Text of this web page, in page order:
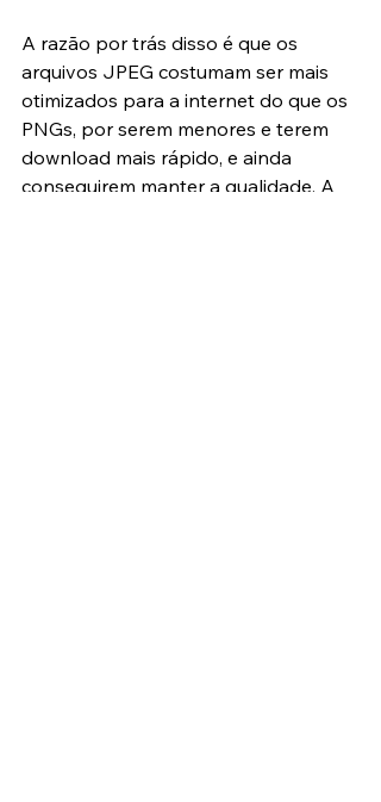
A razão por trás disso é que os
arquivos JPEG costumam ser mais
otimizados para a internet do que os
PNGs, por serem menores e terem
download mais rápido, e ainda
conseguirem manter a qualidade. A